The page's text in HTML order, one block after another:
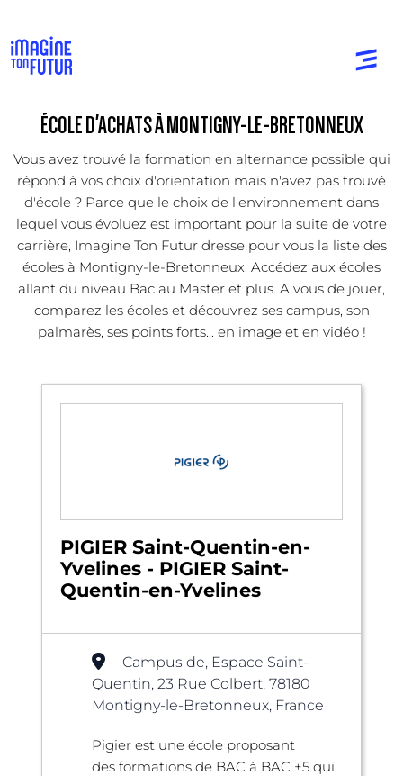
ÉCOLE D'ACHATS À MONTIGNY-LE-BRETONNEUX
Vous avez trouvé la formation en alternance possible qui
répond à vos choix d'orientation mais n'avez pas trouvé
d'école ? Parce que le choix de l'environnement dans
lequel vous évoluez est important pour la suite de votre
carrière, Imagine Ton Futur dresse pour vous la liste des
écoles à Montigny-le-Bretonneux. Accédez aux écoles
allant du niveau Bac au Master et plus. A vous de jouer,
comparez les écoles et découvrez ses campus, son
palmarès, ses points forts... en image et en vidéo !
PIGIER Saint-Quentin-en-
Yvelines - PIGIER Saint-
Quentin-en-Yvelines
Campus de, Espace Saint-
Quentin, 23 Rue Colbert, 78180
Montigny-le-Bretonneux, France
Pigier est une école proposant
des formations de BAC à BAC +5 qui